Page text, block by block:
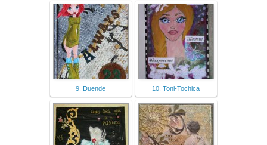
9. Duende 10. Toni-Tochica